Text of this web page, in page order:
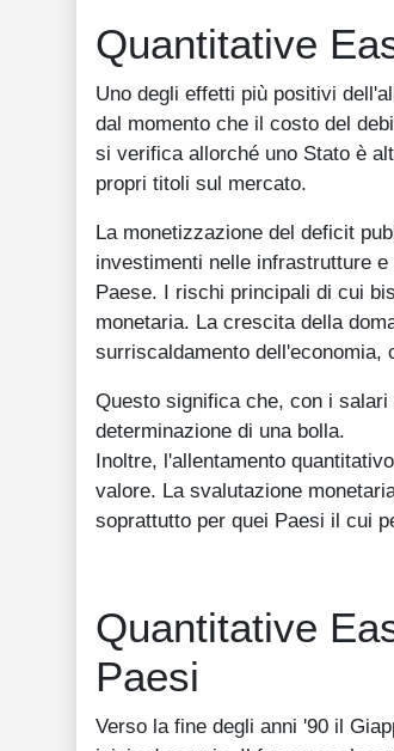
Quantitative
Uno degli effetti più positivi
dal momento che il costo del
si verifica allorché uno Stato è
propri titoli sul mercato.
La monetizzazione del deficit
investimenti nelle infrastrutture
Paese. I rischi principali di cui
monetaria. La crescita della
surriscaldamento dell'economia,
Questo significa che, con i
determinazione di una bolla.
Inoltre, l'allentamento
valore. La svalutazione
soprattutto per quei Paesi il cui
Quantitative
Paesi
Verso la fine degli anni '90 il